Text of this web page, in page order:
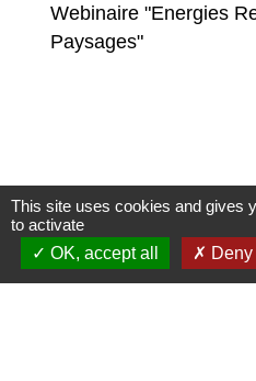
Webinaire "Energies
Paysages"
Contacts
This site uses cookies and gives
to activate
OK, accept all